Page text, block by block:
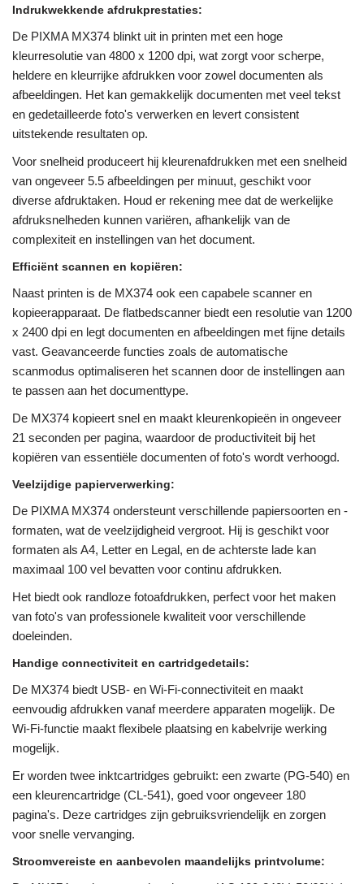
Indrukwekkende afdrukprestaties:
De PIXMA MX374 blinkt uit in printen met een hoge
kleurresolutie van 4800 x 1200 dpi, wat zorgt voor scherpe,
heldere en kleurrijke afdrukken voor zowel documenten als
afbeeldingen. Het kan gemakkelijk documenten met veel tekst
en gedetailleerde foto's verwerken en levert consistent
uitstekende resultaten op.
Voor snelheid produceert hij kleurenafdrukken met een snelheid
van ongeveer 5.5 afbeeldingen per minuut, geschikt voor
diverse afdruktaken. Houd er rekening mee dat de werkelijke
afdruksnelheden kunnen variëren, afhankelijk van de
complexiteit en instellingen van het document.
Efficiënt scannen en kopiëren:
Naast printen is de MX374 ook een capabele scanner en
kopieerapparaat. De flatbedscanner biedt een resolutie van 1200
x 2400 dpi en legt documenten en afbeeldingen met fijne details
vast. Geavanceerde functies zoals de automatische
scanmodus optimaliseren het scannen door de instellingen aan
te passen aan het documenttype.
De MX374 kopieert snel en maakt kleurenkopieën in ongeveer
21 seconden per pagina, waardoor de productiviteit bij het
kopiëren van essentiële documenten of foto's wordt verhoogd.
Veelzijdige papierverwerking:
De PIXMA MX374 ondersteunt verschillende papiersoorten en -
formaten, wat de veelzijdigheid vergroot. Hij is geschikt voor
formaten als A4, Letter en Legal, en de achterste lade kan
maximaal 100 vel bevatten voor continu afdrukken.
Het biedt ook randloze fotoafdrukken, perfect voor het maken
van foto's van professionele kwaliteit voor verschillende
doeleinden.
Handige connectiviteit en cartridgedetails:
De MX374 biedt USB- en Wi-Fi-connectiviteit en maakt
eenvoudig afdrukken vanaf meerdere apparaten mogelijk. De
Wi-Fi-functie maakt flexibele plaatsing en kabelvrije werking
mogelijk.
Er worden twee inktcartridges gebruikt: een zwarte (PG-540) en
een kleurencartridge (CL-541), goed voor ongeveer 180
pagina's. Deze cartridges zijn gebruiksvriendelijk en zorgen
voor snelle vervanging.
Stroomvereiste en aanbevolen maandelijks printvolume: